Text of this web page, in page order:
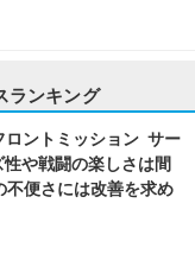
ランキング
ントミッション サー
や戦闘の楽しさは間
不便さには改善を求め